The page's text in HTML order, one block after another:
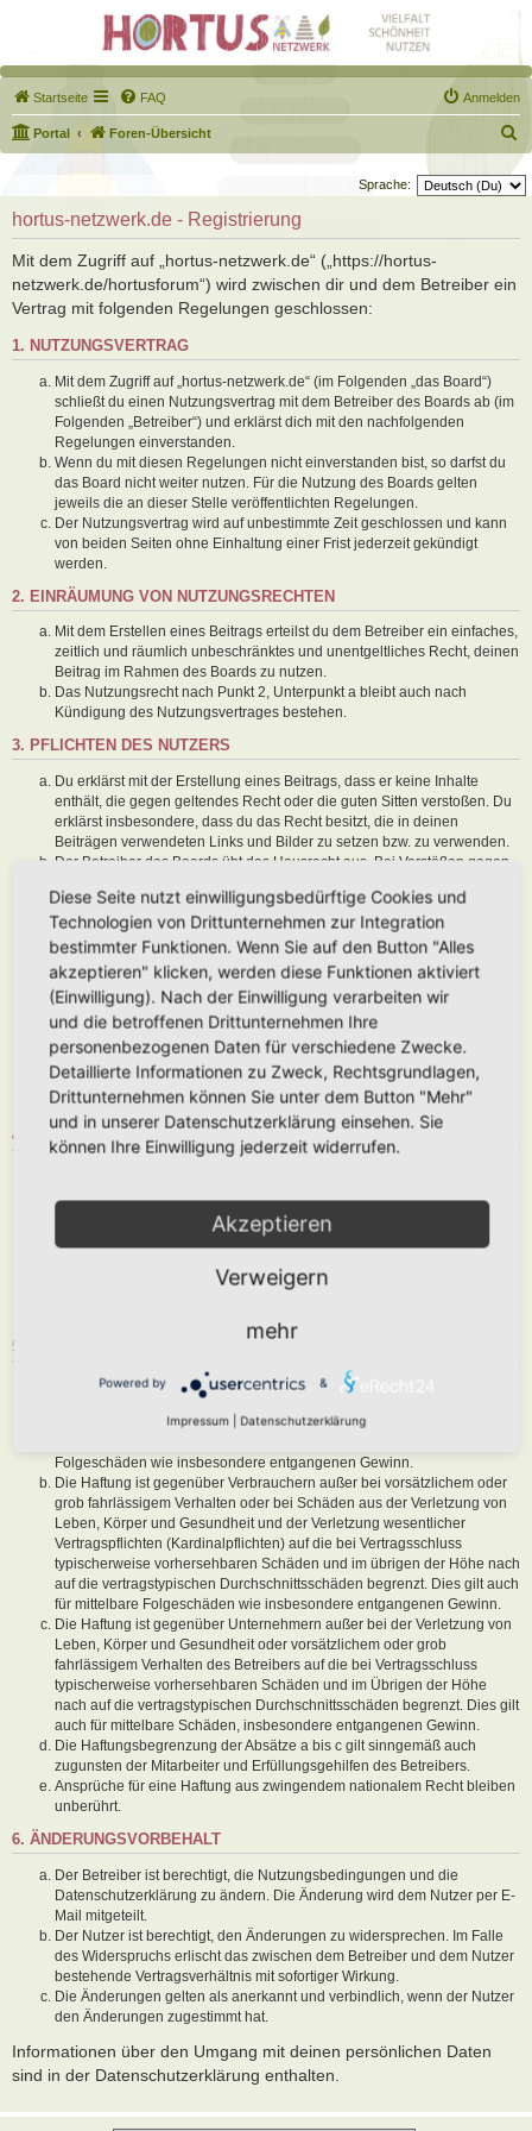
Startseite FAQ Anmelden
Portal Foren-Übersicht
u
c
Sprache:
hortus-netzwerk.de - Registrierung
Mit dem Zugriff auf „hortus-netzwerk.de“ („https://hortus-
netzwerk.de/hortusforum“) wird zwischen dir und dem Betreiber ein
Vertrag mit folgenden Regelungen geschlossen:
1. NUTZUNGSVERTRAG
Mit dem Zugriff auf „hortus-netzwerk.de“ (im Folgenden „das Board“)
schließt du einen Nutzungsvertrag mit dem Betreiber des Boards ab (im
Folgenden „Betreiber“) und erklärst dich mit den nachfolgenden
Regelungen einverstanden.
Wenn du mit diesen Regelungen nicht einverstanden bist, so darfst du
das Board nicht weiter nutzen. Für die Nutzung des Boards gelten
jeweils die an dieser Stelle veröffentlichten Regelungen.
Der Nutzungsvertrag wird auf unbestimmte Zeit geschlossen und kann
von beiden Seiten ohne Einhaltung einer Frist jederzeit gekündigt
werden.
2. EINRÄUMUNG VON NUTZUNGSRECHTEN
Mit dem Erstellen eines Beitrags erteilst du dem Betreiber ein einfaches,
zeitlich und räumlich unbeschränktes und unentgeltliches Recht, deinen
Beitrag im Rahmen des Boards zu nutzen.
Das Nutzungsrecht nach Punkt 2, Unterpunkt a bleibt auch nach
Kündigung des Nutzungsvertrages bestehen.
3. PFLICHTEN DES NUTZERS
Du erklärst mit der Erstellung eines Beitrags, dass er keine Inhalte
enthält, die gegen geltendes Recht oder die guten Sitten verstoßen. Du
erklärst insbesondere, dass du das Recht besitzt, die in deinen
Beiträgen verwendeten Links und Bilder zu setzen bzw. zu verwenden.
Der Betreiber des Boards übt das Hausrecht aus. Bei Verstößen gegen
Regeln kann der Betreiber dich nach Abmahnung zeitweise oder
dauerhaft von der Nutzung dieses Boards ausschließen und dir ein
Hausverbot erteilen.
Du nimmst zur Kenntnis, dass der Betreiber keine Verantwortung für die
Inhalte von Beiträgen übernimmt, die er nicht selbst erstellt hat oder die
er nicht zur Kenntnis genommen hat. Du gestattest dem Betreiber, dein
Benutzerkonto, Beiträge und Funktionen jederzeit zu löschen oder zu
sperren.
Du gestattest dem Betreiber darüber hinaus, deine Beiträge
abzuändern, sofern sie gegen o. g. Regeln verstoßen oder geeignet
sind, dem Betreiber oder einem Dritten Schaden zuzufügen.
4. GENERAL PUBLIC LICENSE
www.phpbb.com
Informationen werden durch die deutschsprachige Community unter
www.phpbb.dezur Verfügung gestellt. Beide haben keinen Einfluss auf
die Art und Weise, wie die Software verwendet wird. Sie können
insbesondere die Verwendung der Software für bestimmte Zwecke nicht
5. GEWÄHRLEISTUNG
Der Betreiber haftet mit Ausnahme der Verletzung von Leben, Körper
und Gesundheit und der Verletzung wesentlicher Vertragspflichten
(Kardinalpflichten) nur für Schäden, die auf ein vorsätzliches oder grob
Folgeschäden wie insbesondere entgangenen Gewinn.
Die Haftung ist gegenüber Verbrauchern außer bei vorsätzlichem oder
grob fahrlässigem Verhalten oder bei Schäden aus der Verletzung von
Leben, Körper und Gesundheit und der Verletzung wesentlicher
Vertragspflichten (Kardinalpflichten) auf die bei Vertragsschluss
typischerweise vorhersehbaren Schäden und im übrigen der Höhe nach
auf die vertragstypischen Durchschnittsschäden begrenzt. Dies gilt auch
für mittelbare Folgeschäden wie insbesondere entgangenen Gewinn.
Die Haftung ist gegenüber Unternehmern außer bei der Verletzung von
Leben, Körper und Gesundheit oder vorsätzlichem oder grob
fahrlässigem Verhalten des Betreibers auf die bei Vertragsschluss
typischerweise vorhersehbaren Schäden und im Übrigen der Höhe
nach auf die vertragstypischen Durchschnittsschäden begrenzt. Dies gilt
auch für mittelbare Schäden, insbesondere entgangenen Gewinn.
Die Haftungsbegrenzung der Absätze a bis c gilt sinngemäß auch
zugunsten der Mitarbeiter und Erfüllungsgehilfen des Betreibers.
Ansprüche für eine Haftung aus zwingendem nationalem Recht bleiben
unberührt.
6. ÄNDERUNGSVORBEHALT
Der Betreiber ist berechtigt, die Nutzungsbedingungen und die
Datenschutzerklärung zu ändern. Die Änderung wird dem Nutzer per E-
Mail mitgeteilt.
Der Nutzer ist berechtigt, den Änderungen zu widersprechen. Im Falle
des Widerspruchs erlischt das zwischen dem Betreiber und dem Nutzer
bestehende Vertragsverhältnis mit sofortiger Wirkung.
Die Änderungen gelten als anerkannt und verbindlich, wenn der Nutzer
den Änderungen zugestimmt hat.
Informationen über den Umgang mit deinen persönlichen Daten
sind in der Datenschutzerklärung enthalten.
Diese Seite nutzt einwilligungsbedürftige Cookies und
Technologien von Drittunternehmen zur Integration
bestimmter Funktionen. Wenn Sie auf den Button "Alles
akzeptieren" klicken, werden diese Funktionen aktiviert
(Einwilligung). Nach der Einwilligung verarbeiten wir
und die betroffenen Drittunternehmen Ihre
personenbezogenen Daten für verschiedene Zwecke.
Detaillierte Informationen zu Zweck, Rechtsgrundlagen,
Drittunternehmen können Sie unter dem Button "Mehr"
und in unserer Datenschutzerklärung einsehen. Sie
können Ihre Einwilligung jederzeit widerrufen.
Akzeptieren
Verweigern
mehr
Powered by &
Impressum Datenschutzerklärung